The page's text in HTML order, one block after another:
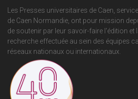
Les Presses universitaires de Caen,
de Caen Normandie , ont pour mission
de soutenir par leur savoir-faire l'édition et
recherche effectuée au sein des équipes
réseaux nationaux ou internationaux.